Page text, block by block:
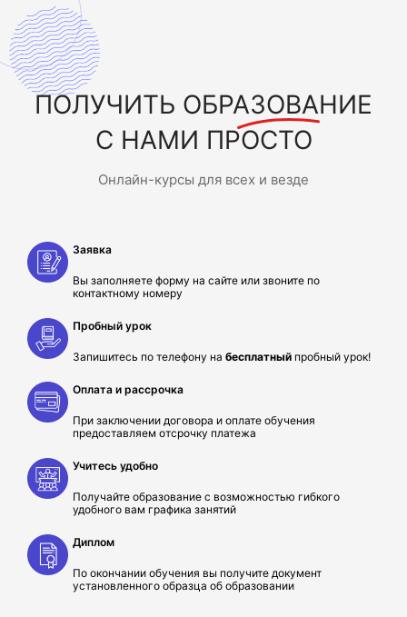
ПОЛУЧИТЬ ОБРАЗОВАНИЕ
С НАМИ ПРОСТО
Онлайн-курсы для всех и везде
Заявка
Вы заполняете форму на сайте или звоните по
контактному номеру
Пробный урок
Запишитесь по телефону на бесплатный пробный урок!
Оплата и рассрочка
При заключении договора и оплате обучения
предоставляем отсрочку платежа
Учитесь удобно
Получайте образование с возможностью гибкого
удобного вам графика занятий
Диплом
По окончании обучения вы получите документ
установленного образца об образовании